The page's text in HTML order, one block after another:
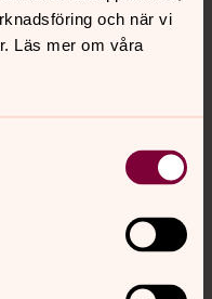
och när vi
Läs mer om våra